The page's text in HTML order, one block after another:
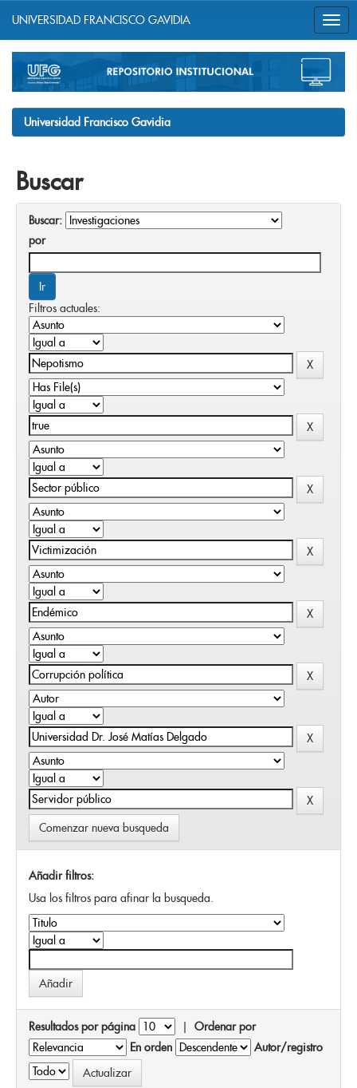
navigation
UNIVERSIDAD FRANCISCO GAVIDIA
Universidad Francisco Gavidia
Buscar
Buscar:
por
Filtros actuales:
Comenzar nueva busqueda
Añadir filtros:
Usa los filtros para afinar la busqueda.
Resultados por página | Ordenar por
En orden
Autor/registro